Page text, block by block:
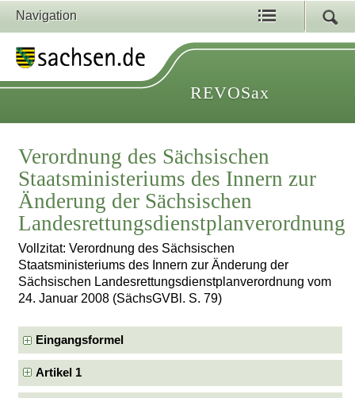
Navigation
REVOSax
Verordnung des Sächsischen
Staatsministeriums des Innern zur
Änderung der Sächsischen
Landesrettungsdienstplanverordnung
Vollzitat: Verordnung des Sächsischen
Staatsministeriums des Innern zur Änderung der
Sächsischen Landesrettungsdienstplanverordnung vom
24. Januar 2008 (SächsGVBl. S. 79)
Eingangsformel
Artikel 1